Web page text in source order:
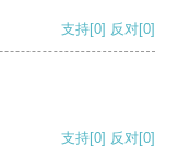
支持[0] 反对[0]
支持[0] 反对[0]